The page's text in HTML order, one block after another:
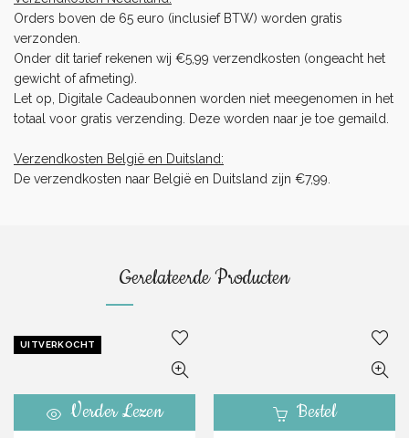
Orders boven de 65 euro (inclusief BTW) worden gratis
verzonden.
Onder dit tarief rekenen wij €5,99 verzendkosten (ongeacht het
gewicht of afmeting).
Let op, Digitale Cadeaubonnen worden niet meegenomen in het
totaal voor gratis verzending. Deze worden naar je toe gemaild.
Verzendkosten België en Duitsland:
De verzendkosten naar België en Duitsland zijn €7,99.
Gerelateerde Producten
UITVERKOCHT
Verder Lezen Bestel